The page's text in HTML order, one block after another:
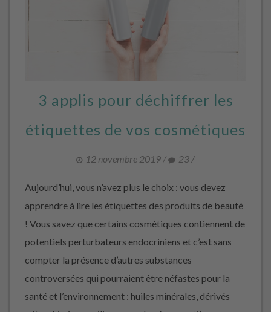
3 applis pour déchiffrer les
étiquettes de vos cosmétiques
12 novembre 2019 / 23 /
Aujourd’hui, vous n’avez plus le choix : vous devez
apprendre à lire les étiquettes des produits de beauté
! Vous savez que certains cosmétiques contiennent de
potentiels perturbateurs endocriniens et c’est sans
compter la présence d’autres substances
controversées qui pourraient être néfastes pour la
santé et l’environnement : huiles minérales, dérivés